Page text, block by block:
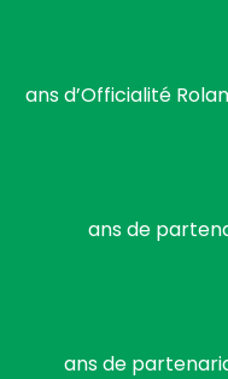
ans d’Officialité
ans de
ans de